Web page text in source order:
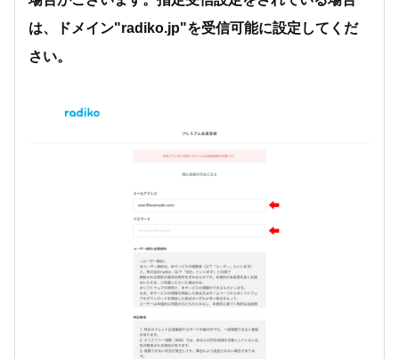
は、ドメイン"radiko.jp"を受信可能に設定してくだ
さい。